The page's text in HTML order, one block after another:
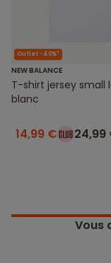
Outlet -40%*
NEW BALANCE
T-shirt jersey small
blanc
14,99 € 24,99
Vous